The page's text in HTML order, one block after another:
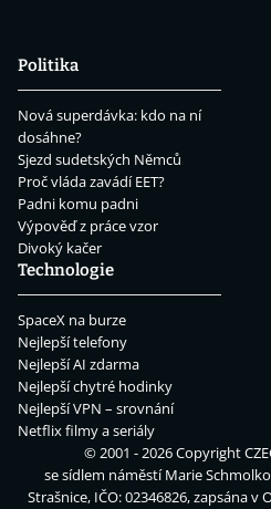
Politika
Nová superdávka: kdo na ní
dosáhne?
Sjezd sudetských Němců
Proč vláda zavádí EET?
Padni komu padni
Výpověď z práce vzor
Divoký kačer
Technologie
SpaceX na burze
Nejlepší telefony
Nejlepší AI zdarma
Nejlepší chytré hodinky
Nejlepší VPN – srovnání
Netflix filmy a seriály
© 2001 - 2026 Copyright
se sídlem náměstí Marie
Strašnice, IČO: 02346826, zapsána v